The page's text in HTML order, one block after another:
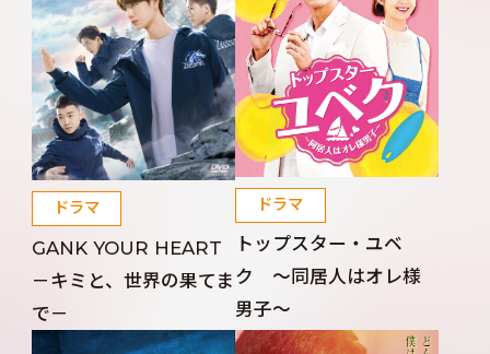
ドラマ
GANK YOUR HEART
－キミと、世界の果てま
で－
ドラマ
トップスター・ユベ
ク ～同居人はオレ様
男子～